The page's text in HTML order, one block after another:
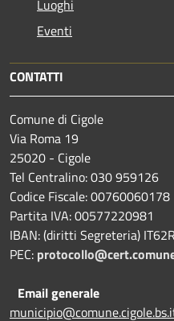
Luoghi
Eventi
CONTATTI
Comune di Cigole
Via Roma 19
25020 - Cigole
Tel Centralino: 030 959126
Codice Fiscale: 00760060178
Partita IVA: 00577220981
IBAN: (diritti Segreteria)
PEC:
Email generale